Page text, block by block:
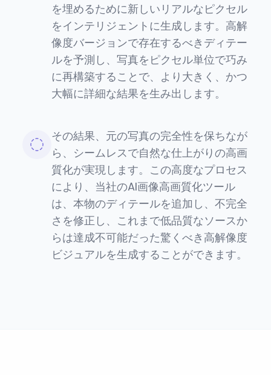
を埋めるために新しいリアルなピクセル
をインテリジェントに生成します。高解
像度バージョンで存在するべきディテー
ルを予測し、写真をピクセル単位で巧み
に再構築することで、より大きく、かつ
大幅に詳細な結果を生み出します。
その結果、元の写真の完全性を保ちなが
ら、シームレスで自然な仕上がりの高画
質化が実現します。この高度なプロセス
により、当社のAI画像高画質化ツール
は、本物のディテールを追加し、不完全
さを修正し、これまで低品質なソースか
らは達成不可能だった驚くべき高解像度
ビジュアルを生成することができます。